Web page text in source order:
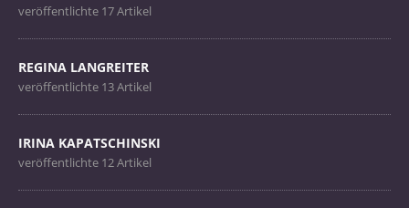
veröffentlichte 17 Artikel
REGINA LANGREITER
veröffentlichte 13 Artikel
IRINA KAPATSCHINSKI
veröffentlichte 12 Artikel